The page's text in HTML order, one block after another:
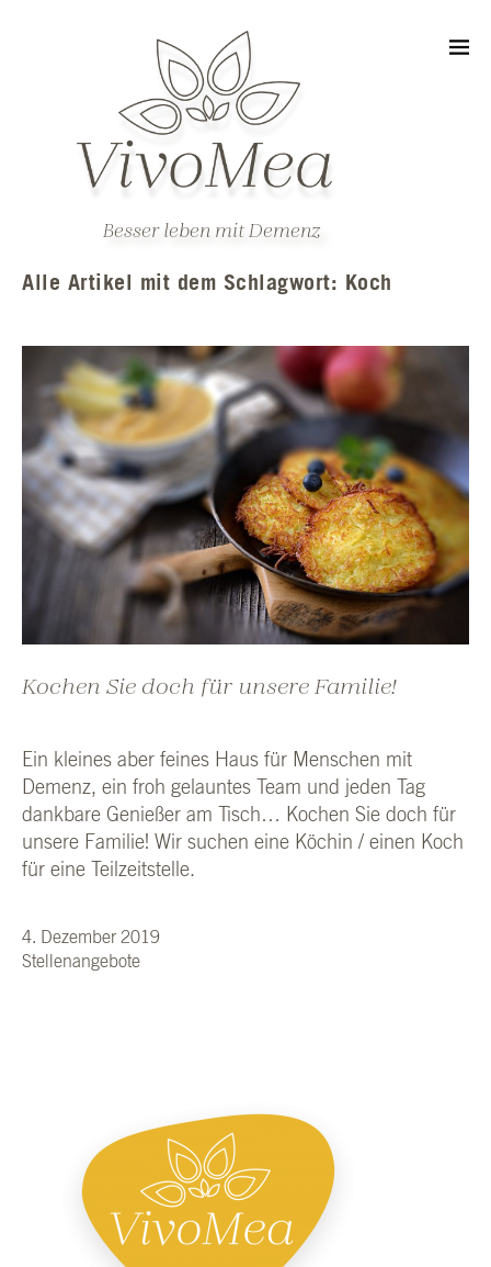
Besser leben mit Demenz
Alle Artikel mit dem Schlagwort: Koch
Kochen Sie doch für unsere Familie!
Ein klei­nes aber fei­nes Haus für Men­schen mit
Demenz, ein froh gelaun­tes Team und jeden Tag
dank­ba­re Genie­ßer am Tisch… Kochen Sie doch für
unse­re Fami­lie! Wir suchen eine Köchin / einen Koch
für eine Teil­zeit­stel­le.
4. Dezember 2019
Stellenangebote